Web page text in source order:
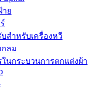
าย
สำหรับเครื่องหวี
กลม
นกระบวนการตกแต่งผ้า